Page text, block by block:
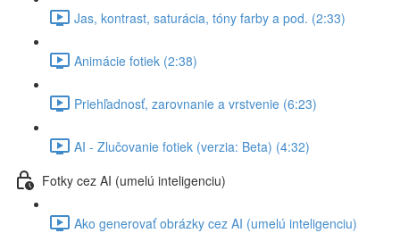
Jas, kontrast, saturácia, tóny farby a pod. (2:33)
Animácie fotiek (2:38)
Priehľadnosť, zarovnanie a vrstvenie (6:23)
AI - Zlučovanie fotiek (verzia: Beta) (4:32)
Fotky cez AI (umelú inteligenciu)
Ako generovať obrázky cez AI (umelú inteligenciu)